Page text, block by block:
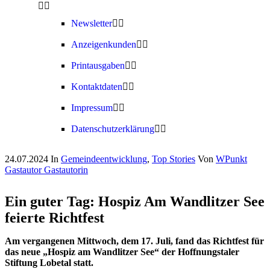
Newsletter
Anzeigenkunden
Printausgaben
Kontaktdaten
Impressum
Datenschutzerklärung
24.07.2024 In Gemeindeentwicklung, Top Stories Von WPunkt
Gastautor Gastautorin
Ein guter Tag: Hospiz Am Wandlitzer See
feierte Richtfest
Am vergangenen Mittwoch, dem 17. Juli, fand das Richtfest für
das neue „Hospiz am Wandlitzer See“ der Hoffnungstaler
Stiftung Lobetal statt.